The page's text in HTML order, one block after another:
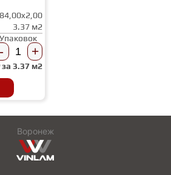
3.37 м2
Упаковок
- +
за 3.37 м2
Воронеж